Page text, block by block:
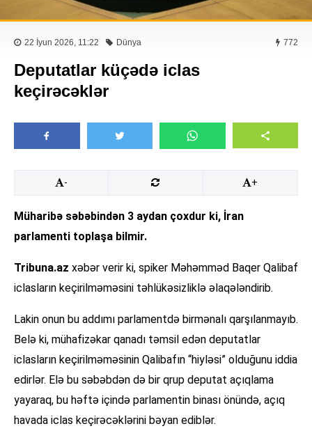
22 İyun 2026, 11:22 Dünya 772
Deputatlar küçədə iclas
keçirəcəklər
- +
Müharibə səbəbindən 3 aydan çoxdur ki, İran
parlamenti toplaşa bilmir.
Tribuna.az xəbər verir ki, spiker Məhəmməd Baqer Qalibaf
iclasların keçirilməməsini təhlükəsizliklə əlaqələndirib.
Lakin onun bu addımı parlamentdə birmənalı qarşılanmayıb.
Belə ki, mühafizəkar qanadı təmsil edən deputatlar
iclasların keçirilməməsinin Qalibafın “hiyləsi” olduğunu iddia
edirlər. Elə bu səbəbdən də bir qrup deputat açıqlama
yayaraq, bu həftə içində parlamentin binası önündə, açıq
havada iclas keçirəcəklərini bəyan ediblər.